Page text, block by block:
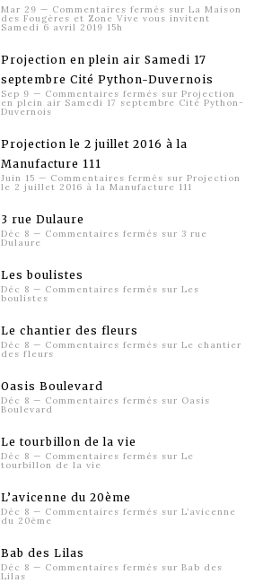
Mar 29 — Commentaires fermés sur La Maison
des Fougères et Zone Vive vous invitent
Samedi 6 avril 2019 15h
Projection en plein air Samedi 17
septembre Cité Python-Duvernois
Sep 9 — Commentaires fermés sur Projection
en plein air Samedi 17 septembre Cité Python-
Duvernois
Projection le 2 juillet 2016 à la
Manufacture 111
Juin 15 — Commentaires fermés sur Projection
le 2 juillet 2016 à la Manufacture 111
3 rue Dulaure
Déc 8 — Commentaires fermés sur 3 rue
Dulaure
Les boulistes
Déc 8 — Commentaires fermés sur Les
boulistes
Le chantier des fleurs
Déc 8 — Commentaires fermés sur Le chantier
des fleurs
Oasis Boulevard
Déc 8 — Commentaires fermés sur Oasis
Boulevard
Le tourbillon de la vie
Déc 8 — Commentaires fermés sur Le
tourbillon de la vie
L’avicenne du 20ème
Déc 8 — Commentaires fermés sur L’avicenne
du 20ème
Bab des Lilas
Déc 8 — Commentaires fermés sur Bab des
Lilas